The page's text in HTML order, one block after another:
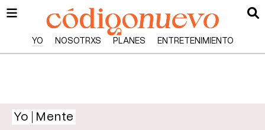
YO NOSOTRXS PLANES ENTRETENIMIENTO
Yo Mente